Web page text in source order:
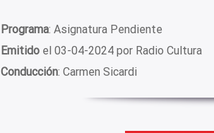
Programa: Asignatura Pendiente
Emitidoel 03-04-2024 por Radio Cultura
Conducción: Carmen Sicardi